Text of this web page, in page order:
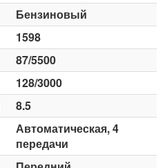
Бензиновый
1598
87/5500
128/3000
8.5
Автоматическая, 4
передачи